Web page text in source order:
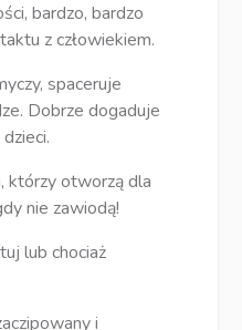
bardzo, bardzo
z człowiekiem.
spaceruje
Dobrze dogaduje
którzy otworzą dla
nie zawiodą!
lub chociaż
i